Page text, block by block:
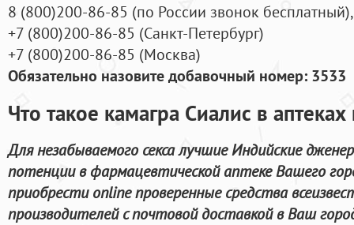
8 (800)200-86-85 (по России звонок бесплатный),
+7 (800)200-86-85 (Санкт-Петербург)
+7 (800)200-86-85 (Москва)
Обязательно назовите добавочный номер: 3533
Что такое камагра Сиалис в
Для незабываемого секса лучшие Индийские
потенции в фармацевтической аптеке Вашего
приобрести online проверенные средства
производителей с почтовой доставкой в Ваш